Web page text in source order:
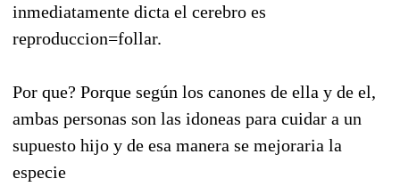
inmediatamente dicta el cerebro es
reproduccion=follar.
Por que? Porque según los canones de ella y de el,
ambas personas son las idoneas para cuidar a un
supuesto hijo y de esa manera se mejoraria la
especie